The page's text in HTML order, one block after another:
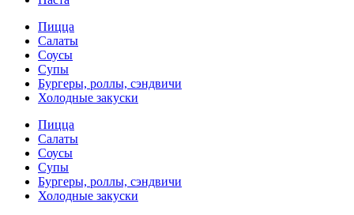
Пицца
Салаты
Соусы
Супы
Бургеры, роллы, сэндвичи
Холодные закуски
Пицца
Салаты
Соусы
Супы
Бургеры, роллы, сэндвичи
Холодные закуски